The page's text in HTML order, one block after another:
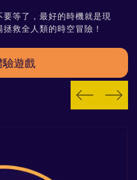
等了，最好的時機就是現
救全人類的時空冒險！
prev next